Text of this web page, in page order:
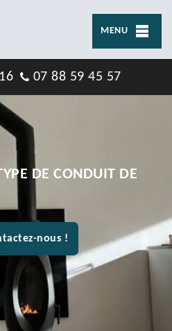
MENU
07 88 59 45 57
DE CONDUIT DE
nous !